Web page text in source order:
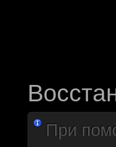
При